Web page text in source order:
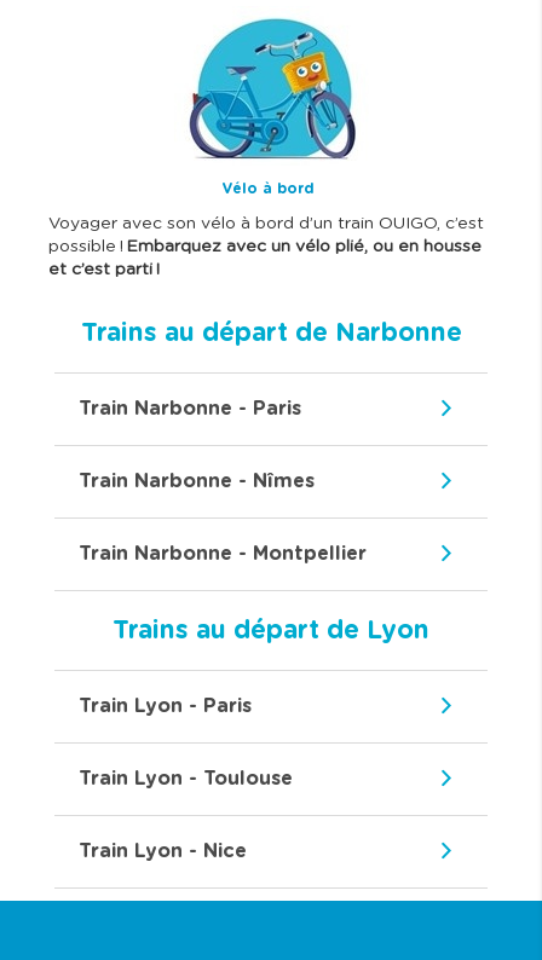
Vélo à bord
Voyager avec son vélo à bord d’un train OUIGO, c’est
possible ! Embarquez avec un vélo plié, ou en housse
et c’est parti !
Trains au départ de Narbonne
Train Narbonne - Paris
Train Narbonne - Nîmes
Train Narbonne - Montpellier
Trains au départ de Lyon
Train Lyon - Paris
Train Lyon - Toulouse
Train Lyon - Nice